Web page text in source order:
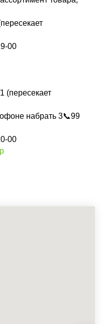
00
(пересекает
набрать 3📞99
00